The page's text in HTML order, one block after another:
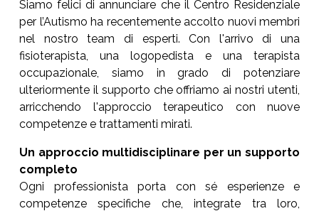
Siamo felici di annunciare che il Centro Residenziale
per l’Autismo ha recentemente accolto nuovi membri
nel nostro team di esperti. Con l'arrivo di una
fisioterapista, una logopedista e una terapista
occupazionale, siamo in grado di potenziare
ulteriormente il supporto che offriamo ai nostri utenti,
arricchendo l'approccio terapeutico con nuove
competenze e trattamenti mirati.
Un approccio multidisciplinare per un supporto
completo
Ogni professionista porta con sé esperienze e
competenze specifiche che, integrate tra loro,